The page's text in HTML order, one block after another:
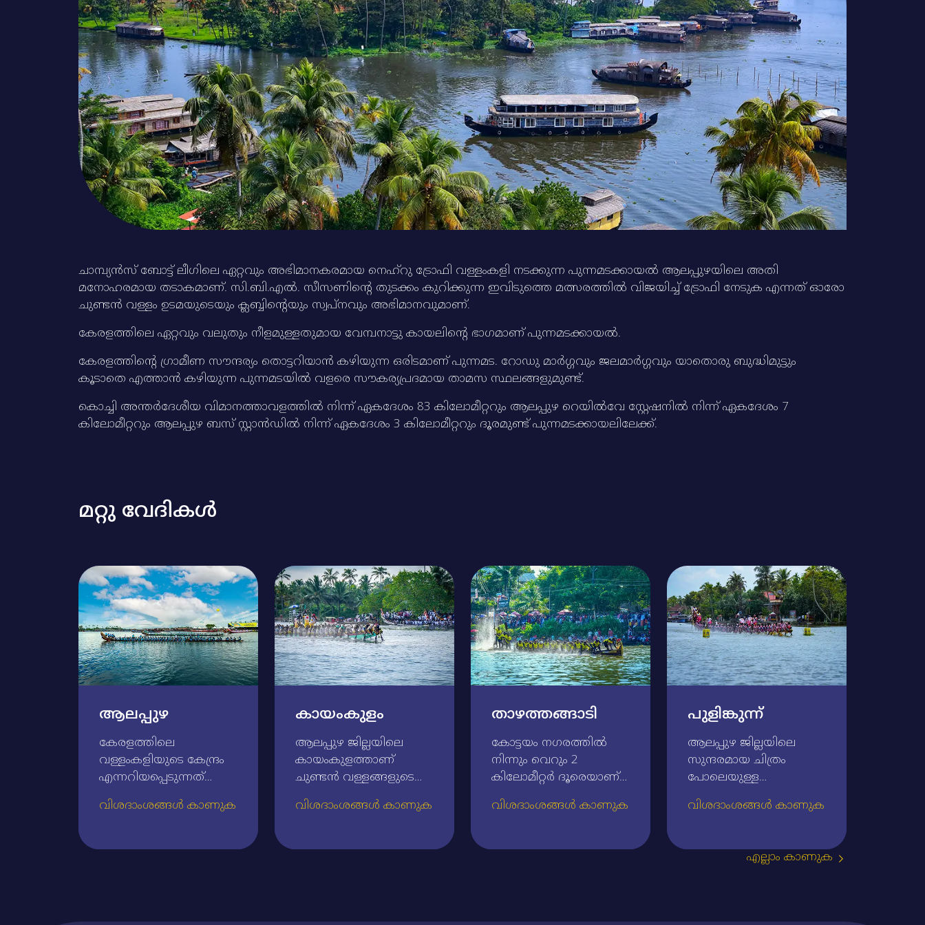
ചാമ്പ്യന്‍സ്‌ ബോട്ട്‌ ലീഗിലെ ഏറ്റവും അഭിമാനകരമായ നെഹ്‌റു ട്രോഫി വള്ളംകളി നടക്കുന്ന പുന്നമടക്കായല്‍ ആലപ്പുഴയിലെ അതി
മനോഹരമായ തടാകമാണ്‌. സി.ബി.എല്‍. സീസണിന്റെ തുടക്കം കുറിക്കുന്ന ഇവിടുത്തെ മത്സരത്തില്‍ വിജയിച്ച്‌ ട്രോഫി നേടുക എന്നത്‌ ഓരോ
ചുണ്ടന്‍ വള്ളം ഉടമയുടെയും ക്ലബ്ബിന്റെയും സ്വപ്‌നവും അഭിമാനവുമാണ്‌.
കേരളത്തിലെ ഏറ്റവും വലുതും നീളമുള്ളതുമായ വേമ്പനാട്ടു കായലിന്റെ ഭാഗമാണ്‌ പുന്നമടക്കായല്‍.
കേരളത്തിന്റെ ഗ്രാമീണ സൗന്ദര്യം തൊട്ടറിയാന്‍ കഴിയുന്ന ഒരിടമാണ്‌ പുന്നമട. റോഡു മാര്‍ഗ്ഗവും ജലമാര്‍ഗ്ഗവും യാതൊരു ബുദ്ധിമുട്ടും
കൂടാതെ എത്താന്‍ കഴിയുന്ന പുന്നമടയില്‍ വളരെ സൗകര്യപ്രദമായ താമസ സ്ഥലങ്ങളുമുണ്ട്‌.
കൊച്ചി അന്തര്‍ദേശീയ വിമാനത്താവളത്തില്‍ നിന്ന്‌ ഏകദേശം 83 കിലോമീറ്ററും ആലപ്പുഴ റെയില്‍വേ സ്റ്റേഷനില്‍ നിന്ന്‌ ഏകദേശം 7
കിലോമീറ്ററും ആലപ്പുഴ ബസ്‌ സ്റ്റാന്‍ഡില്‍ നിന്ന്‌ ഏകദേശം 3 കിലോമീറ്ററും ദൂരമുണ്ട്‌ പുന്നമടക്കായലിലേക്ക്‌.
മറ്റു വേദികൾ
ആലപ്പുഴ
കേരളത്തിലെ
വള്ളംകളിയുടെ കേന്ദ്രം
എന്നറിയപ്പെടുന്നത്‌
ആലപ്പുഴയാണ്‌.
കായലുകള്‍, നദികള്‍,
അറേബ്യന്‍
വിശദാംശങ്ങൾ കാണുക
കായംകുളം
ആലപ്പുഴ ജില്ലയിലെ
കായംകുളത്താണ്‌
ചുണ്ടന്‍ വള്ളങ്ങളുടെ
ആദ്യ മത്സരം
നടന്നിട്ടുള്ളത്‌. ചരിത്ര
പട്ടണത്തിലെ കായംകുളം
വിശദാംശങ്ങൾ കാണുക
താഴത്തങ്ങാടി
കോട്ടയം നഗരത്തില്‍
നിന്നും വെറും 2
കിലോമീറ്റര്‍ ദൂരെയാണ്‌
ചരിത്ര പ്രധാനമായ
താഴത്തങ്ങാടി.
ലീഗിലെ പ്രധാന
വിശദാംശങ്ങൾ കാണുക
പുളിങ്കുന്ന്‌
ആലപ്പുഴ ജില്ലയിലെ
സുന്ദരമായ ചിത്രം
പോലെയുള്ള
പ്രദേശമാണ്‌ പുളിങ്കുന്ന്‌.
അന്തരിച്ച മുന്‍
ഗാന്ധിയുടെ
സ്‌മരണാര്‍ത്ഥം പമ്പാ
വിശദാംശങ്ങൾ കാണുക
എല്ലാം കാണുക